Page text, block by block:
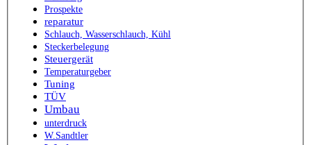
Prospekte
reparatur
Schlauch, Wasserschlauch, Kühl
Steckerbelegung
Steuergerät
Temperaturgeber
Tuning
TÜV
Umbau
unterdruck
W.Sandtler